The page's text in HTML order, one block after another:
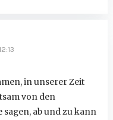
in unserer Zeit
von den
ab und zu kann